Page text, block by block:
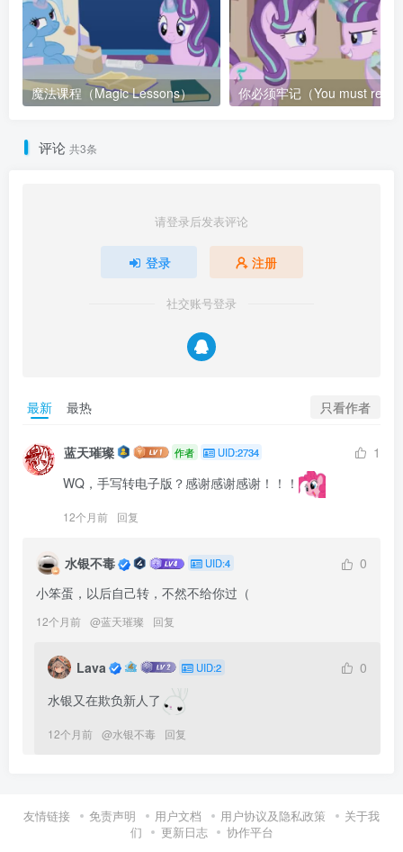
魔法课程（Magic Lessons）
评论 共3条
请登录后发表评论
登录 注册
社交账号登录
最新 最热 只看作者
蓝天璀璨 作者 UID:2734
1
WQ，手写转电子版？感谢感谢感谢！！！
12个月前 回复
水银不毒 UID:4
0
小笨蛋，以后自己转，不然不给你过（
12个月前 @蓝天璀璨 回复
Lava UID:2
0
水银又在欺负新人了
12个月前 @水银不毒 回复
友情链接 免责声明 用户文档 用户协议及隐私政策
关于我
们
更新日志 协作平台